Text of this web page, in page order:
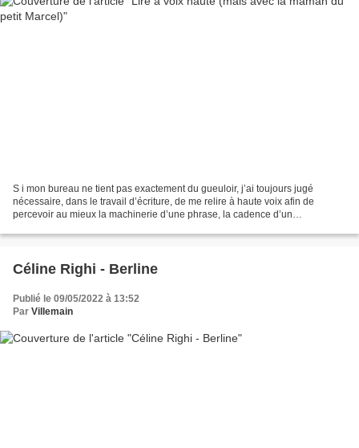
S i mon bureau ne tient pas exactement du gueuloir, j’ai toujours jugé
nécessaire, dans le travail d’écriture, de me relire à haute voix afin de
percevoir au mieux la machinerie d’une phrase, la cadence d’un
Céline Righi - Berline
Publié le 09/05/2022 à 13:52
Par Villemain